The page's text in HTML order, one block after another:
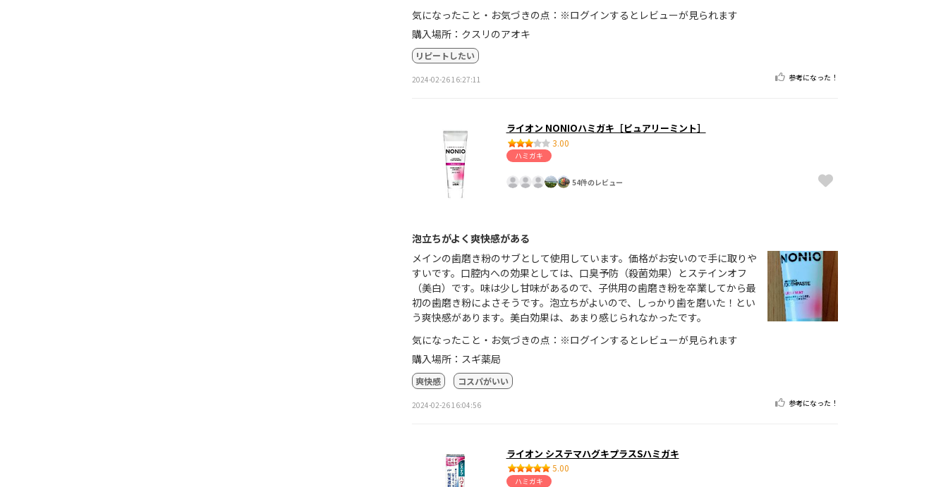
気になったこと・お気づきの点：※ログインするとレビューが見られます
購入場所：クスリのアオキ
リピートしたい
2024-02-26 16:27:11 参考になった！
ライオン NONIOハミガキ［ピュアリーミント］
3.00
ハミガキ
54件のレビュー
泡立ちがよく爽快感がある
メインの歯磨き粉のサブとして使用しています。価格がお安いので手に取りや
すいです。口腔内への効果としては、口臭予防（殺菌効果）とステインオフ
（美白）です。味は少し甘味があるので、子供用の歯磨き粉を卒業してから最
初の歯磨き粉によさそうです。泡立ちがよいので、しっかり歯を磨いた！とい
う爽快感があります。美白効果は、あまり感じられなかったです。
気になったこと・お気づきの点：※ログインするとレビューが見られます
購入場所：スギ薬局
爽快感 コスパがいい
2024-02-26 16:04:56 参考になった！
ライオン システマハグキプラスSハミガキ
5.00
ハミガキ